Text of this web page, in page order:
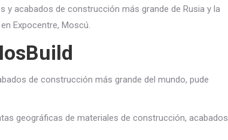
y acabados de construcción más grande de Rusia y la
Expocentre, Moscú.
de construcción más grande del mundo, pude
geográficas de materiales de construcción, acabados